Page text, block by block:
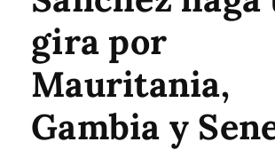
gira por
Mauritania,
Gambia y